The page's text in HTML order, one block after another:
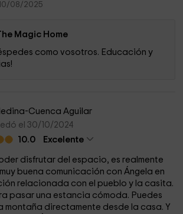
08/2025
Magic Home
como vosotros. Educación y
Cuenca Aguilar
el 30/10/2024
10.0
Excelente
disfrutar del espacio, es realmente
buena comunicación con Ángela en
relacionada con el pueblo y la casita.
pasar una estancia cómoda. Puedes
montaña directamente desde la casa. Y